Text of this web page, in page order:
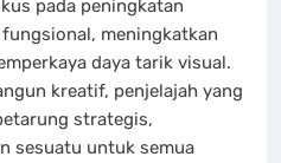
pada peningkatan
meningkatkan
daya tarik visual.
kreatif, penjelajah yang
strategis,
sesuatu untuk semua